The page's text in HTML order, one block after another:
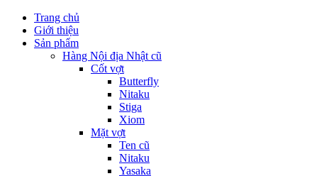
Trang chủ
Giới thiệu
Sản phẩm
Hàng Nội địa Nhật cũ
Cốt vợt
Butterfly
Nitaku
Stiga
Xiom
Mặt vợt
Ten cũ
Nitaku
Yasaka